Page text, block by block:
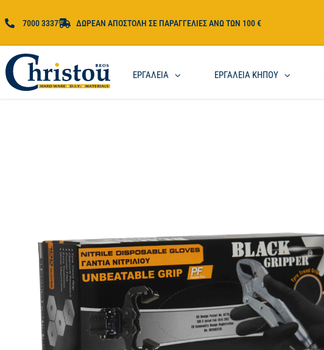
7000 3337 ΔΩΡΕΑΝ ΑΠΟΣΤΟΛΗ ΣΕ ΠΑΡΑΓΓΕΛΙΕΣ ΑΝΩ ΤΩΝ 100 €
ΕΡΓΑΛΕΙΑ ΕΡΓΑΛΕΙΑ ΚΗΠΟΥ